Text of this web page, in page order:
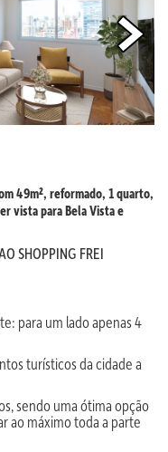
49m², reformado, 1 quarto,
vista para Bela Vista e
SHOPPING FREI
para um lado apenas 4
turísticos da cidade a
sendo uma ótima opção
ao máximo toda a parte